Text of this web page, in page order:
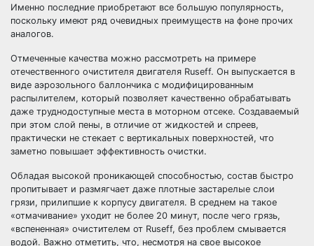
Именно последние приобретают все большую популярность,
поскольку имеют ряд очевидных преимуществ на фоне прочих
аналогов.
Отмеченные качества можно рассмотреть на примере
отечественного очистителя двигателя Ruseff. Он выпускается в
виде аэрозольного баллончика с модифицированным
распылителем, который позволяет качественно обрабатывать
даже труднодоступные места в моторном отсеке. Создаваемый
при этом слой пены, в отличие от жидкостей и спреев,
практически не стекает с вертикальных поверхностей, что
заметно повышает эффективность очистки.
Обладая высокой проникающей способностью, состав быстро
пропитывает и размягчает даже плотные застарелые слои
грязи, прилипшие к корпусу двигателя. В среднем на такое
«отмачивание» уходит не более 20 минут, после чего грязь,
«вспененная» очистителем от Ruseff, без проблем смывается
водой. Важно отметить, что, несмотря на свое высокое